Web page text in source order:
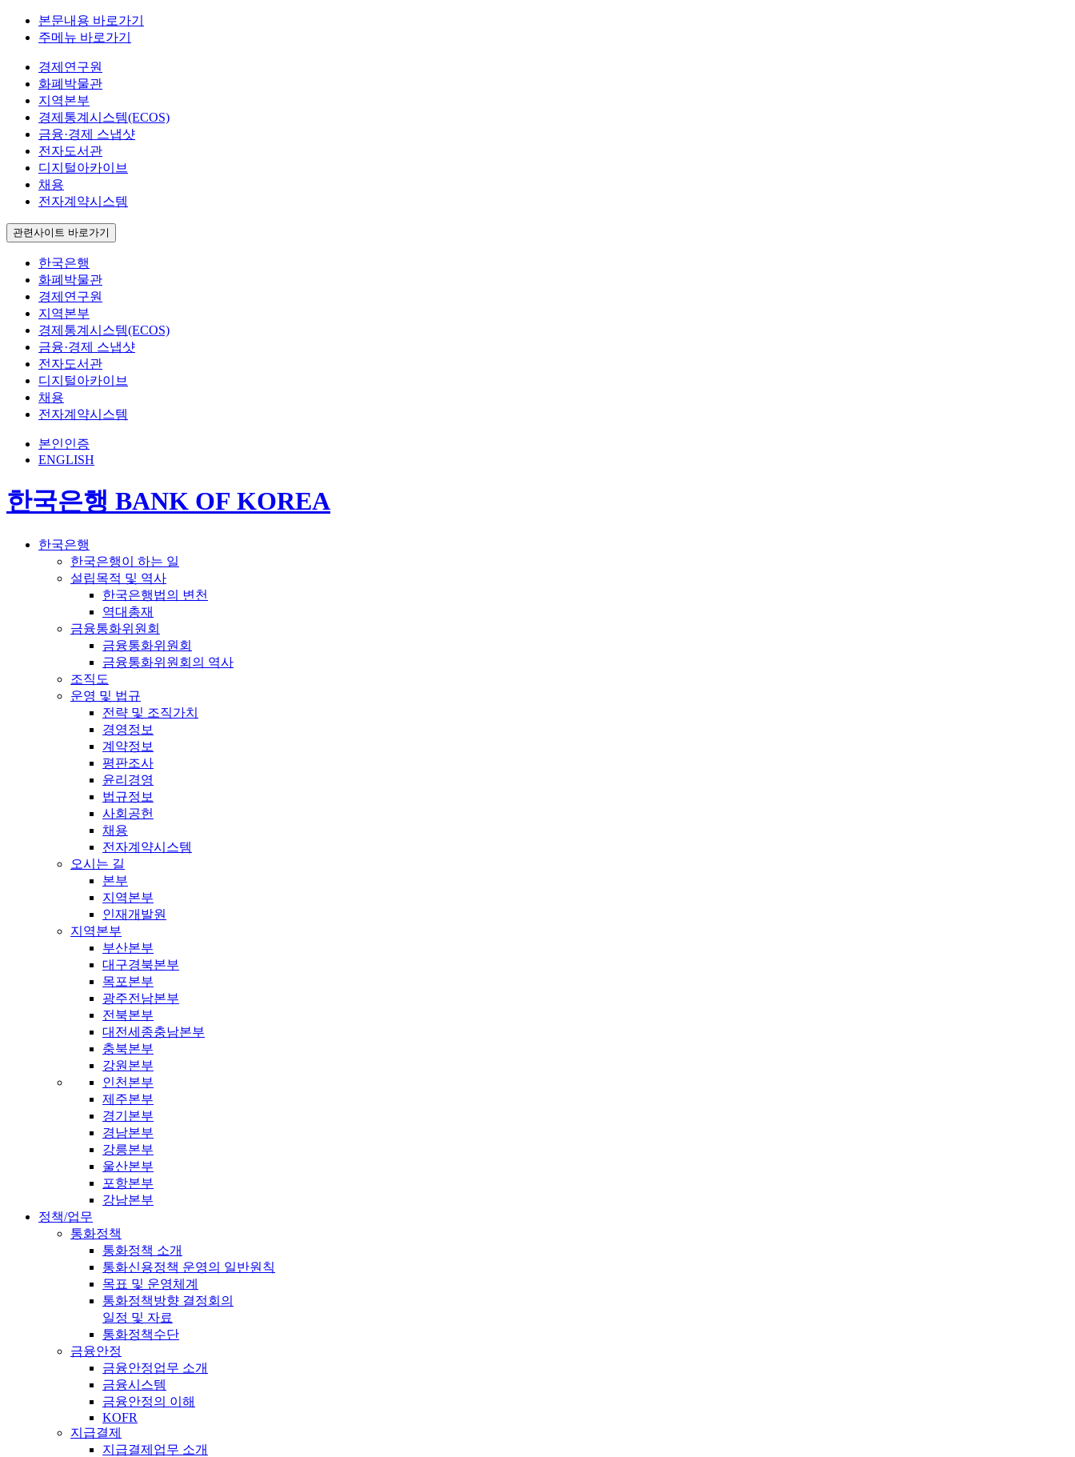
본문내용 바로가기
주메뉴 바로가기
경제연구원
화폐박물관
지역본부
경제통계시스템(ECOS)
금융·경제 스냅샷
전자도서관
디지털아카이브
채용
전자계약시스템
관련사이트 바로가기
한국은행
화폐박물관
경제연구원
지역본부
경제통계시스템(ECOS)
금융·경제 스냅샷
전자도서관
디지털아카이브
채용
전자계약시스템
본인인증
ENGLISH
한국은행 BANK OF KOREA
한국은행
한국은행이 하는 일
설립목적 및 역사
한국은행법의 변천
역대총재
금융통화위원회
금융통화위원회
금융통화위원회의 역사
조직도
운영 및 법규
전략 및 조직가치
경영정보
계약정보
평판조사
윤리경영
법규정보
사회공헌
채용
전자계약시스템
오시는 길
본부
지역본부
인재개발원
지역본부
부산본부
대구경북본부
목포본부
광주전남본부
전북본부
대전세종충남본부
충북본부
강원본부
인천본부
제주본부
경기본부
경남본부
강릉본부
울산본부
포항본부
강남본부
정책/업무
통화정책
통화정책 소개
통화신용정책 운영의 일반원칙
목표 및 운영체계
통화정책방향 결정회의
일정 및 자료
통화정책수단
금융안정
금융안정업무 소개
금융시스템
금융안정의 이해
KOFR
지급결제
지급결제업무 소개